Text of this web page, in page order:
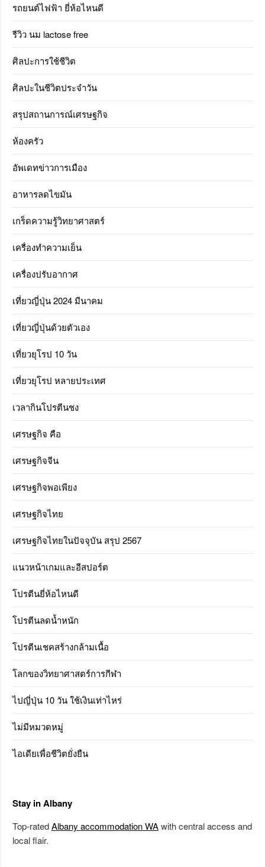
รถยนต์ไฟฟ้า ยี่ห้อไหนดี
รีวิว นม lactose free
ศิลปะการใช้ชีวิต
ศิลปะในชีวิตประจำวัน
สรุปสถานการณ์เศรษฐกิจ
ห้องครัว
อัพเดทข่าวการเมือง
อาหารลดไขมัน
เกร็ดความรู้วิทยาศาสตร์
เครื่องทำความเย็น
เครื่องปรับอากาศ
เที่ยวญี่ปุ่น 2024 มีนาคม
เที่ยวญี่ปุ่นด้วยตัวเอง
เที่ยวยุโรป 10 วัน
เที่ยวยุโรป หลายประเทศ
เวลากินโปรตีนชง
เศรษฐกิจ คือ
เศรษฐกิจจีน
เศรษฐกิจพอเพียง
เศรษฐกิจไทย
เศรษฐกิจไทยในปัจจุบัน สรุป 2567
แนวหน้าเกมและอีสปอร์ต
โปรตีนยี่ห้อไหนดี
โปรตีนลดน้ำหนัก
โปรตีนเชคสร้างกล้ามเนื้อ
โลกของวิทยาศาสตร์การกีฬา
ไปญี่ปุ่น 10 วัน ใช้เงินเท่าไหร่
ไม่มีหมวดหมู่
ไอเดียเพื่อชีวิตยั่งยืน
Stay in Albany
Top-ratedAlbany accommodation WAwith central access and
local flair.